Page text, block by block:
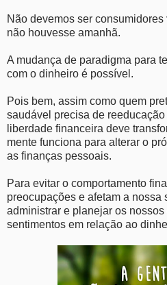
Não devemos ser
não houvesse amanhã.
A mudança de paradigma para
com o dinheiro é possível.
Pois bem, assim como quem
saudável precisa de
liberdade financeira deve
mente funciona para alterar o
as finanças pessoais.
Para evitar o comportamento
preocupações e afetam a nossa
administrar e planejar os
sentimentos em relação ao